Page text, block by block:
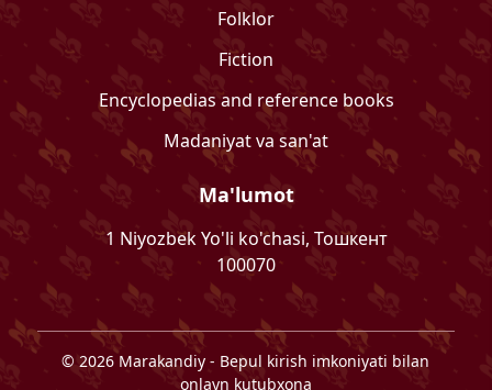
Folklor
Fiction
Encyclopedias and reference books
Madaniyat va san'at
Ma'lumot
1 Niyozbek Yo'li ko'chasi, Тошкент
100070
©2026 Marakandiy- Bepul kirish imkoniyati bilan
onlayn kutubxona